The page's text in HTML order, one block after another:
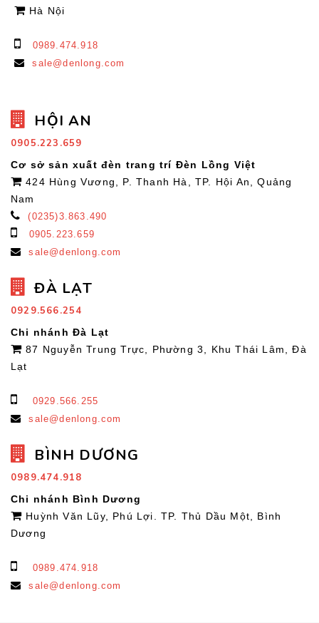
Hà Nội
0989.474.918
sale@denlong.com
HỘI AN
0905.223.659
Cơ sở sản xuất đèn trang trí Đèn Lồng Việt
424 Hùng Vương, P. Thanh Hà, TP. Hội An, Quảng
Nam
(0235)3.863.490
0905.223.659
sale@denlong.com
ĐÀ LẠT
0929.566.254
Chi nhánh Đà Lạt
87 Nguyễn Trung Trực, Phường 3, Khu Thái Lâm, Đà
Lạt
0929.566.255
sale@denlong.com
BÌNH DƯƠNG
0989.474.918
Chi nhánh Bình Dương
Huỳnh Văn Lũy, Phú Lợi. TP. Thủ Dầu Một, Bình
Dương
0989.474.918
sale@denlong.com